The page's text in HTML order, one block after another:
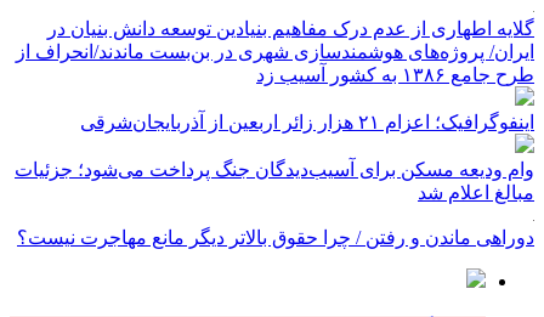
گلایه اطهاری از عدم درک مفاهیم بنیادین توسعه دانش بنیان در
ایران/ پروژه‌های هوشمندسازی شهری در بن‌بست ماندند/انحراف از
طرح جامع ۱۳۸۶ به کشور آسیب زد
اینفوگرافیک؛ اعزام ۲۱ هزار زائر اربعین از آذربایجان‌شرقی
وام ودیعه مسکن برای آسیب‌دیدگان جنگ پرداخت می‌شود؛ جزئیات
مبالغ اعلام شد
دوراهی ماندن و رفتن / چرا حقوق بالاتر دیگر مانع مهاجرت نیست؟